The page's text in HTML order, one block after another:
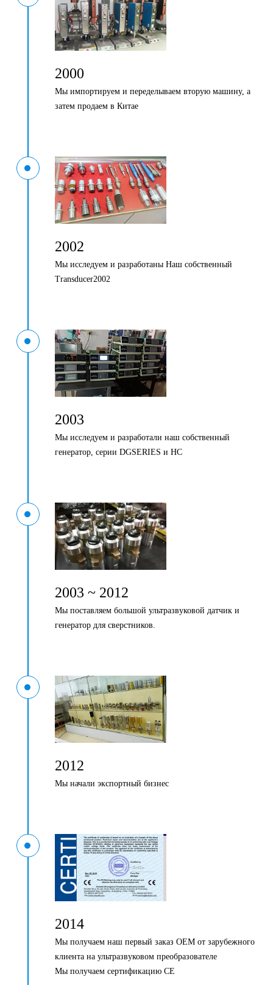
2000
Мы импортируем и переделываем вторую машину, а
затем продаем в Китае
2002
Мы исследуем и разработаны Наш собственный
Transducer2002
2003
Мы исследуем и разработали наш собственный
генератор, серии DGSERIES и HC
2003 ~ 2012
Мы поставляем большой ультразвуковой датчик и
генератор для сверстников.
2012
Мы начали экспортный бизнес
2014
Мы получаем наш первый заказ OEM от зарубежного
клиента на ультразвуковом преобразователе
Мы получаем сертификацию CE